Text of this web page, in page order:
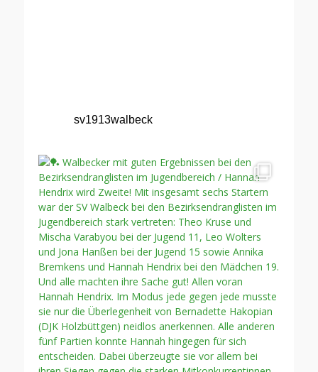
sv1913walbeck